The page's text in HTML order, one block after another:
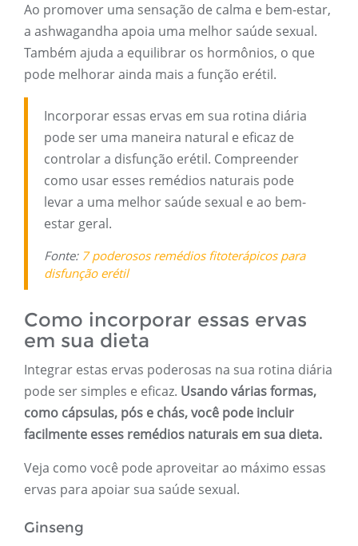
Ao promover uma sensação de calma e bem-estar,
a ashwagandha apoia uma melhor saúde sexual.
Também ajuda a equilibrar os hormônios, o que
pode melhorar ainda mais a função erétil.
Incorporar essas ervas em sua rotina diária
pode ser uma maneira natural e eficaz de
controlar a disfunção erétil. Compreender
como usar esses remédios naturais pode
levar a uma melhor saúde sexual e ao bem-
estar geral.
Fonte: 7 poderosos remédios fitoterápicos para
disfunção erétil
Como incorporar essas ervas
em sua dieta
Integrar estas ervas poderosas na sua rotina diária
pode ser simples e eficaz. Usando várias formas,
como cápsulas, pós e chás, você pode incluir
facilmente esses remédios naturais em sua dieta.
Veja como você pode aproveitar ao máximo essas
ervas para apoiar sua saúde sexual.
Ginseng